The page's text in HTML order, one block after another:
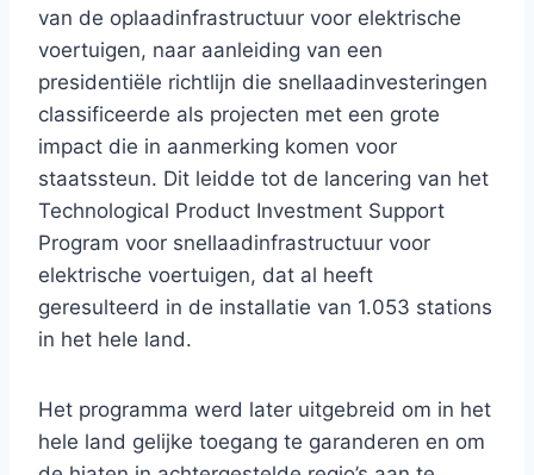
van de oplaadinfrastructuur voor elektrische
voertuigen, naar aanleiding van een
presidentiële richtlijn die snellaadinvesteringen
classificeerde als projecten met een grote
impact die in aanmerking komen voor
staatssteun. Dit leidde tot de lancering van het
Technological Product Investment Support
Program voor snellaadinfrastructuur voor
elektrische voertuigen, dat al heeft
geresulteerd in de installatie van 1.053 stations
in het hele land.
Het programma werd later uitgebreid om in het
hele land gelijke toegang te garanderen en om